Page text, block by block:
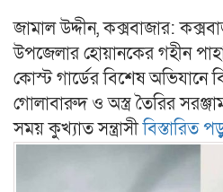
জামাল উদ্দীন, কক্সবাজার:
উপজেলার হোয়ানকের গহীন
কোস্ট গার্ডের বিশেষ অভিযানে
গোলাবারুদ ও অস্ত্র তৈরির
সময় কুখ্যাত সন্ত্রাসীবিস্তারিত